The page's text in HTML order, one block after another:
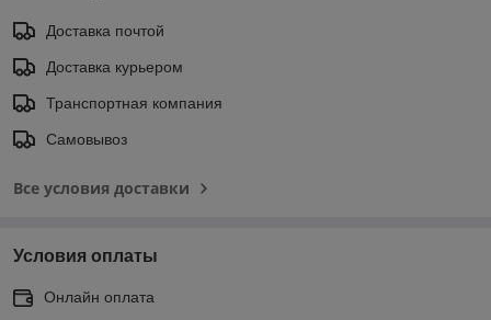
Доставка почтой
Доставка курьером
Транспортная компания
Самовывоз
Все условия доставки
Условия оплаты
Онлайн оплата